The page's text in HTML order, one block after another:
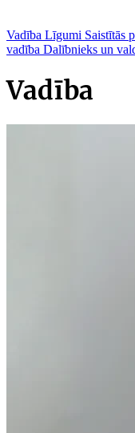
Vadība Līgumi Saistītās
vadība Dalībnieks un
Vadība